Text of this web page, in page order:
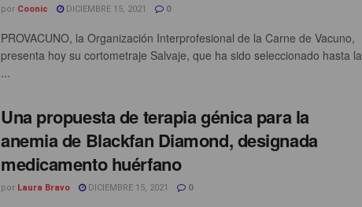
por Coonic DICIEMBRE 15, 2021 0
PROVACUNO, la Organización Interprofesional de la Carne de Vacuno,
presenta hoy su cortometraje Salvaje, que ha sido seleccionado hasta la
...
Una propuesta de terapia génica para la
anemia de Blackfan Diamond, designada
medicamento huérfano
por Laura Bravo DICIEMBRE 15, 2021 0